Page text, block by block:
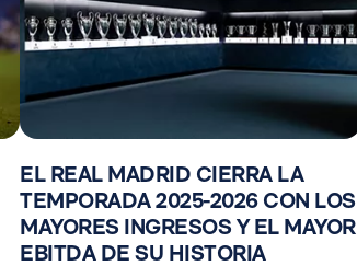
EL REAL MADRID CIERRA LA
TEMPORADA 2025-2026 CON LOS
MAYORES INGRESOS Y EL MAYOR
EBITDA DE SU HISTORIA